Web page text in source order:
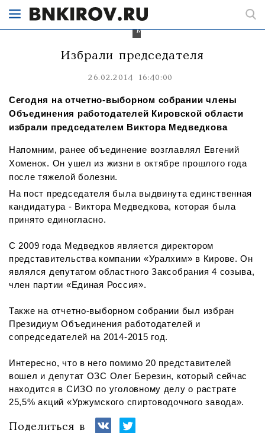
Виктор
Медведков
Избрали председателя
26.02.2014 16:40:00
Сегодня на отчетно-выборном собрании члены
Объединения работодателей Кировской области
избрали председателем Виктора Медведкова
Напомним, ранее объединение возглавлял Евгений
Хоменок. Он ушел из жизни в октябре прошлого года
после тяжелой болезни.
На пост председателя была выдвинута единственная
кандидатура - Виктора Медведкова, которая была
принято единогласно.
С 2009 года Медведков является директором
представительства компании «Уралхим» в Кирове. Он
являлся депутатом областного Заксобрания 4 созыва,
член партии «Единая Россия».
Также на отчетно-выборном собрании был избран
Президиум Объединения работодателей и
сопредседателей на 2014-2015 год.
Интересно, что в него помимо 20 представителей
вошел и депутат ОЗС Олег Березин, который сейчас
находится в СИЗО по уголовному делу о растрате
25,5% акций «Уржумского спиртоводочного завода».
Поделиться в